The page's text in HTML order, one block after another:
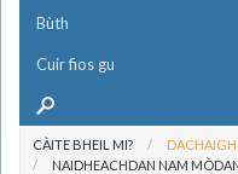
Bùth
Cuir fios gu
CÀITE BHEIL MI? DACHAIGH
NAIDHEACHDAN NAM